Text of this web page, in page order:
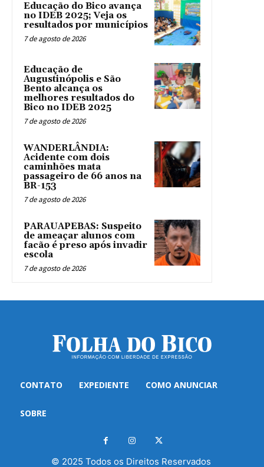
Educação do Bico avança
no IDEB 2025; Veja os
resultados por municípios
7 de agosto de 2026
Educação de
Augustinópolis e São
Bento alcança os
melhores resultados do
Bico no IDEB 2025
7 de agosto de 2026
WANDERLÂNDIA:
Acidente com dois
caminhões mata
passageiro de 66 anos na
BR-153
7 de agosto de 2026
PARAUAPEBAS: Suspeito
de ameaçar alunos com
facão é preso após invadir
escola
7 de agosto de 2026
CONTATO EXPEDIENTE COMO ANUNCIAR
SOBRE
© 2025 Todos os Direitos Reservados